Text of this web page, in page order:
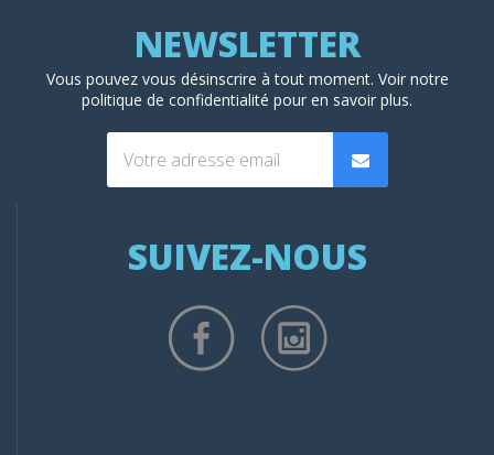
Vous pouvez vous désinscrire à tout moment. Voir notre
politique de confidentialité pour en savoir plus.
SUIVEZ-NOUS